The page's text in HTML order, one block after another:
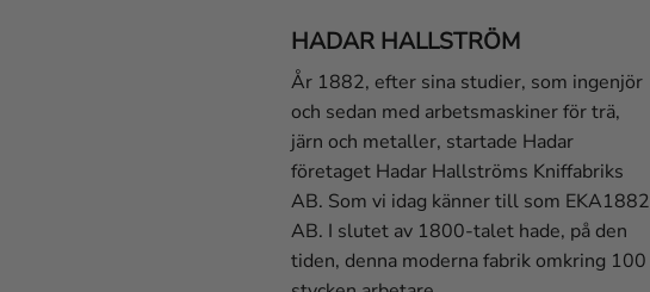
HADAR HALLSTRÖM
År 1882, efter sina studier, som ingenjör
och sedan med arbetsmaskiner för trä,
järn och metaller, startade Hadar
företaget Hadar Hallströms Kniffabriks
AB. Som vi idag känner till som EKA1882
AB. I slutet av 1800-talet hade, på den
tiden, denna moderna fabrik omkring 100